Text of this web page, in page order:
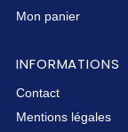
Mon panier
INFORMATIONS
Contact
Mentions légales